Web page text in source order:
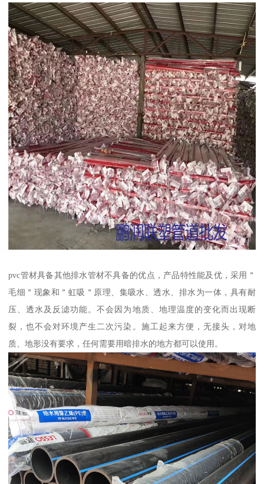
pvc管材具备其他排水管材不具备的优点，产品特性能及优，采用＂
毛细＂现象和＂虹吸＂原理、集吸水、透水、排水为一体，具有耐
压、透水及反滤功能。不会因为地质、地理温度的变化而出现断
裂，也不会对环境产生二次污染。施工起来方便，无接头，对地
质、地形没有要求，任何需要用暗排水的地方都可以使用。